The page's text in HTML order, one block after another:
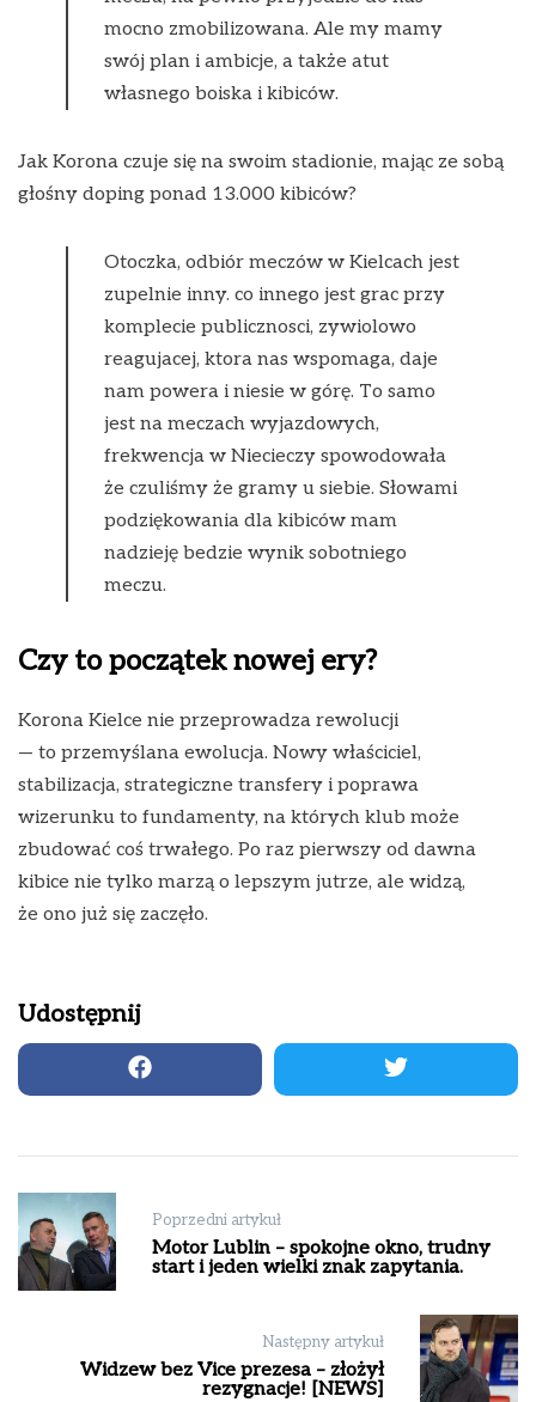
mocno zmobilizowana. Ale my mamy
swój plan i ambicje, a także atut
własnego boiska i kibiców.
Jak Korona czuje się na swoim stadionie, mając ze sobą
głośny doping ponad 13.000 kibiców?
Otoczka, odbiór meczów w Kielcach jest
zupelnie inny. co innego jest grac przy
komplecie publicznosci, zywiolowo
reagujacej, ktora nas wspomaga, daje
nam powera i niesie w górę. To samo
jest na meczach wyjazdowych,
frekwencja w Niecieczy spowodowała
że czuliśmy że gramy u siebie. Słowami
podziękowania dla kibiców mam
nadzieję bedzie wynik sobotniego
meczu.
Czy to początek nowej ery?
Korona Kielce nie przeprowadza rewolucji
— to przemyślana ewolucja. Nowy właściciel,
stabilizacja, strategiczne transfery i poprawa
wizerunku to fundamenty, na których klub może
zbudować coś trwałego. Po raz pierwszy od dawna
kibice nie tylko marzą o lepszym jutrze, ale widzą,
że ono już się zaczęło.
Udostępnij
Nawigacja
wpisu
Poprzedni artykuł
Motor Lublin – spokojne okno, trudny
start i jeden wielki znak zapytania.
Następny artykuł
Widzew bez Vice prezesa – złożył
rezygnacje! [NEWS]